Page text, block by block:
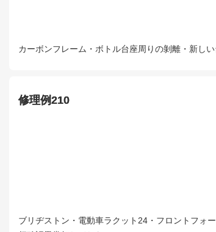
カーボンフレーム・ボトル台座周りの剝離・新し
修理例210
ブリヂストン・電動車ラクット24・フロントフォ